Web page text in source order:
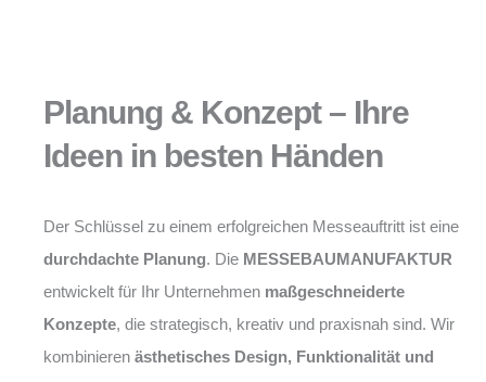
Planung & Konzept – Ihre
Ideen in besten Händen
Der Schlüssel zu einem erfolgreichen Messeauftritt ist eine
durchdachte Planung. Die MESSEBAUMANUFAKTUR
entwickelt für Ihr Unternehmen maßgeschneiderte
Konzepte, die strategisch, kreativ und praxisnah sind. Wir
kombinieren ästhetisches Design, Funktionalität und